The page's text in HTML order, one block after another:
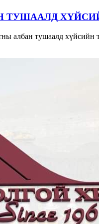
албан тушаалд хүйсийн